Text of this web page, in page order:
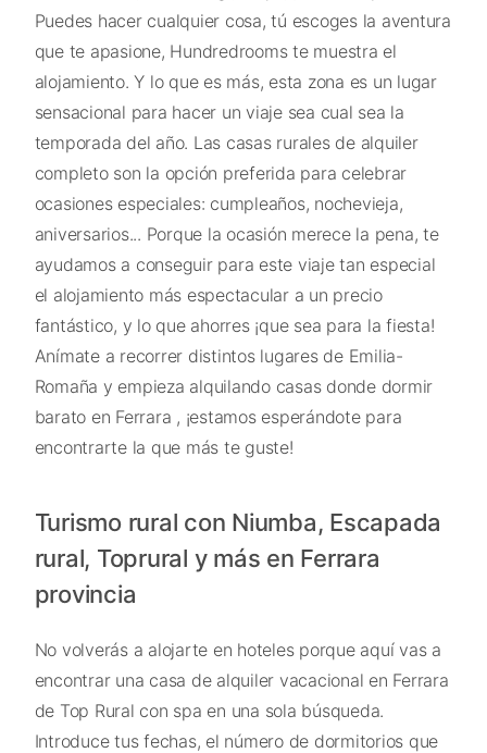
Puedes hacer cualquier cosa, tú escoges la aventura
que te apasione, Hundredrooms te muestra el
alojamiento. Y lo que es más, esta zona es un lugar
sensacional para hacer un viaje sea cual sea la
temporada del año. Las casas rurales de alquiler
completo son la opción preferida para celebrar
ocasiones especiales: cumpleaños, nochevieja,
aniversarios... Porque la ocasión merece la pena, te
ayudamos a conseguir para este viaje tan especial
el alojamiento más espectacular a un precio
fantástico, y lo que ahorres ¡que sea para la fiesta!
Anímate a recorrer distintos lugares de Emilia-
Romaña y empieza alquilando casas donde dormir
barato en Ferrara , ¡estamos esperándote para
encontrarte la que más te guste!
Turismo rural con Niumba, Escapada
rural, Toprural y más en Ferrara
provincia
No volverás a alojarte en hoteles porque aquí vas a
encontrar una casa de alquiler vacacional en Ferrara
de Top Rural con spa en una sola búsqueda.
Introduce tus fechas, el número de dormitorios que